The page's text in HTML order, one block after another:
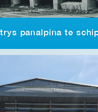
panalpina te